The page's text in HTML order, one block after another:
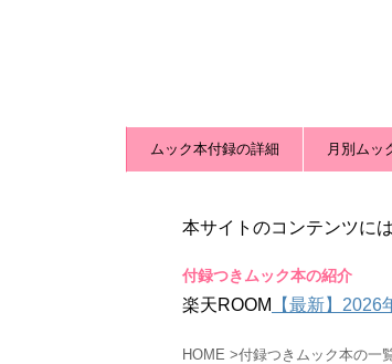
ムック本付録の詳細 月別ムッ
本サイトのコンテンツに
付録つきムック本の紹介
楽天ROOM 【最新】
HOME >付録つきムック本の一